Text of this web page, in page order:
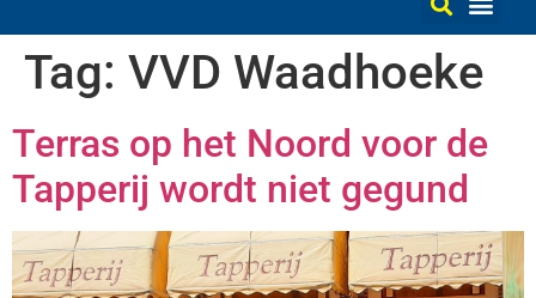
Tag: VVD Waadhoeke
Terras op het Noord voor de
Tapperij wordt niet gegund